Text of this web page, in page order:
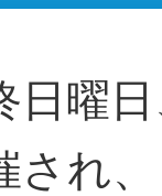
日曜
れ、